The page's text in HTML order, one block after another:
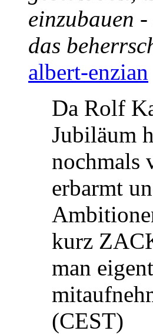
einzubauen
das
albert-enzian
Da Rolf
Jubiläum
nochmals
erbarmt
kurz
man
(CEST)